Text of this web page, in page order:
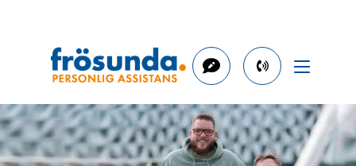
phone
08-
505
231